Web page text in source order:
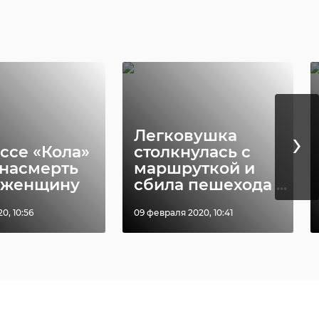
«Кола»
женщину
10:56
Легковушка
столкнулась с
маршруткой и
сбила пешехода ...
09 февраля 2020, 10:41
›